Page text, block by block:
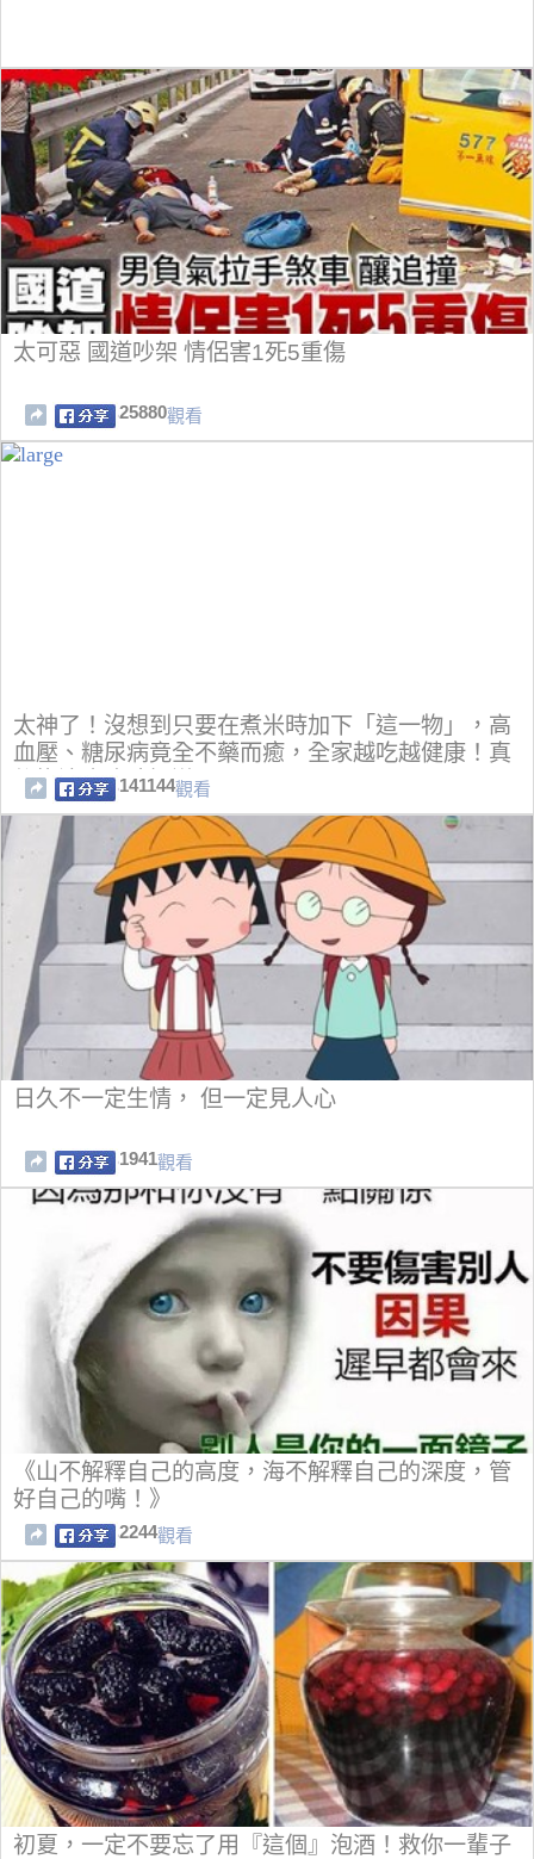
太可惡 國道吵架 情侶害1死5重傷
25880觀看
太神了！沒想到只要在煮米時加下「這一物」，高
血壓、糖尿病竟全不藥而癒，全家越吃越健康！真
後悔這麼晚才知道！！！
141144觀看
日久不一定生情， 但一定見人心
1941觀看
《山不解釋自己的高度，海不解釋自己的深度，管
好自己的嘴！》
2244觀看
初夏，一定不要忘了用『這個』泡酒！救你一輩子